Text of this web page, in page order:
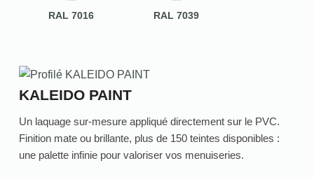
RAL 7016 RAL 7039
KALEIDO PAINT
Un laquage sur-mesure appliqué directement sur le PVC.
Finition mate ou brillante, plus de 150 teintes disponibles :
une palette infinie pour valoriser vos menuiseries.